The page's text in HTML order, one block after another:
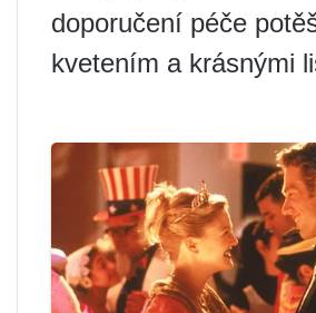
doporučení péče
kvetením a krásnými